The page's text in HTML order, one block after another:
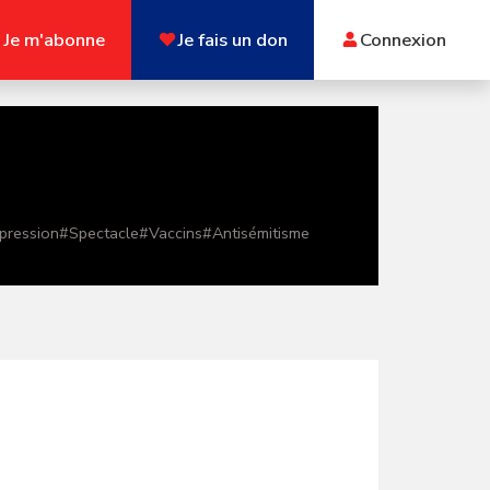
Je m'abonne Je fais un don Connexion
#Spectacle#Vaccins#Antisémitisme